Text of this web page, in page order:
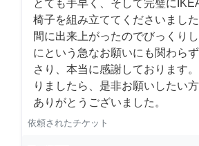
とても手早く、そして完璧に
椅子を組み立ててくださいまし
間に出来上がったのでびっくり
にという急なお願いにも関わら
さり、本当に感謝しております
りましたら、是非お願いしたい
ありがとうございました。
依頼されたチケット